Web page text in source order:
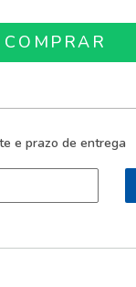
e prazo de entrega